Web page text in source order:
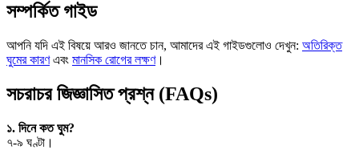
সম্পর্কিত গাইড
আপনি যদি এই বিষয়ে আরও জানতে চান, আমাদের এই গাইডগুলোও দেখুন: অতিরিক্ত
ঘুমের কারণএবং মানসিক রোগের লক্ষণ।
সচরাচর জিজ্ঞাসিত প্রশ্ন (FAQs)
১. দিনে কত ঘুম?
৭-৯ ঘণ্টা।